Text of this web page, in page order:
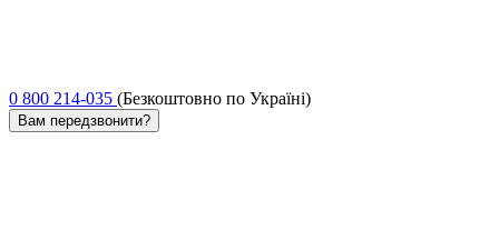
0 800 214-035 (Безкоштовно по Україні)
Вам передзвонити?